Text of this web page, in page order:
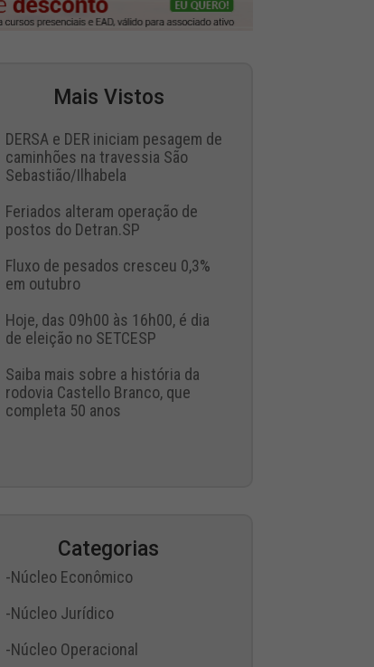
Mais Vistos
DERSA e DER iniciam pesagem de
caminhões na travessia São
Sebastião/Ilhabela
Feriados alteram operação de
postos do Detran.SP
Fluxo de pesados cresceu 0,3%
em outubro
Hoje, das 09h00 às 16h00, é dia
de eleição no SETCESP
Saiba mais sobre a história da
rodovia Castello Branco, que
completa 50 anos
Categorias
-Núcleo Econômico
-Núcleo Jurídico
-Núcleo Operacional